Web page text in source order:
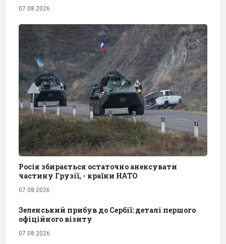
07.08.2026
Росія збирається остаточно анексувати
частину Грузії, - країни НАТО
07.08.2026
Зеленський прибув до Сербії: деталі першого
офіційного візиту
07.08.2026